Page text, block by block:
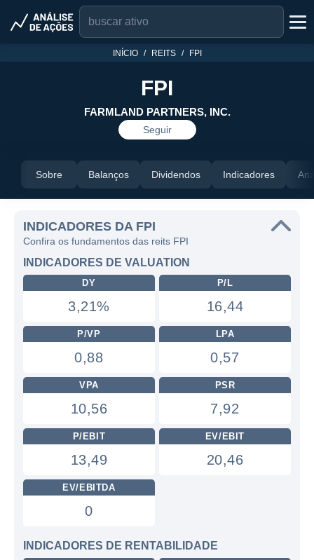
INÍCIO REITS FPI
FPI
FARMLAND PARTNERS, INC.
Seguir
Sobre Balanços Dividendos Indicadores
INDICADORES DA FPI
Confira os fundamentos das reits FPI
INDICADORES DE VALUATION
DY
3,21%
P/L
16,44
P/VP
0,88
LPA
0,57
VPA
10,56
PSR
7,92
P/EBIT
13,49
EV/EBIT
20,46
EV/EBITDA
0
INDICADORES DE RENTABILIDADE